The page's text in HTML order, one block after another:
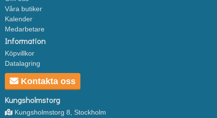
Våra butiker
Kalender
Medarbetare
Information
Köpvillkor
Datalagring
Kontakta oss
Kungsholmstorg
Kungsholmstorg 8, Stockholm